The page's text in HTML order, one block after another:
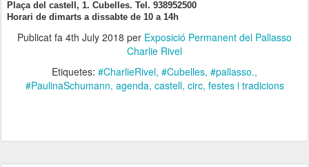
Plaça del castell, 1. Cubelles. Tel. 938952500
Horari de dimarts a dissabte de 10 a 14h
Publicat fa 4th July 2018 per Exposició Permanent del Pallasso
Charlie Rivel
Etiquetes: #CharlieRivel #Cubelles #pallasso.
#PaulinaSchumann agenda castell circ festes i tradicions